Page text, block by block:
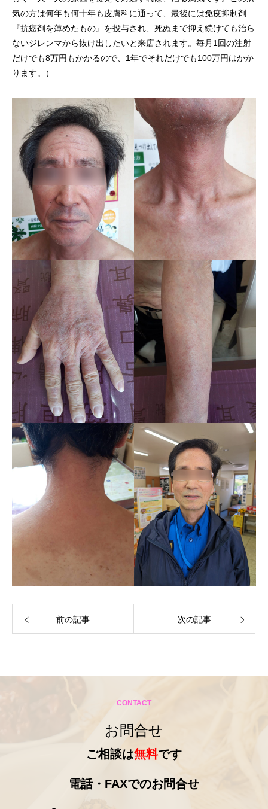
気の方は何年も何十年も皮膚科に通って、最後には免疫抑制剤
『抗癌剤を薄めたもの』を投与され、死ぬまで抑え続けても治ら
ないジレンマから抜け出したいと来店されます。毎月1回の注射
だけでも8万円もかかるので、1年でそれだけでも100万円はかか
ります。）
前の記事 次の記事
CONTACT
お問合せ
ご相談は無料です
電話・FAXでのお問合せ